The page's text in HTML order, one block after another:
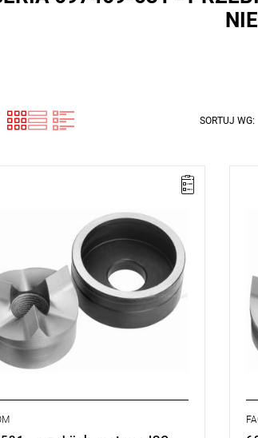
SORTUJ WG:
M63
gwarancji:
L